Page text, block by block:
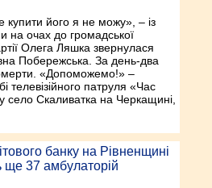
купити його я не можу», – із
на очах до громадської
Олега Ляшка звернулася
Побережська. За день-два
«Допоможемо!» –
телевізійного патруля «Час
село Скаливатка на Черкащині,